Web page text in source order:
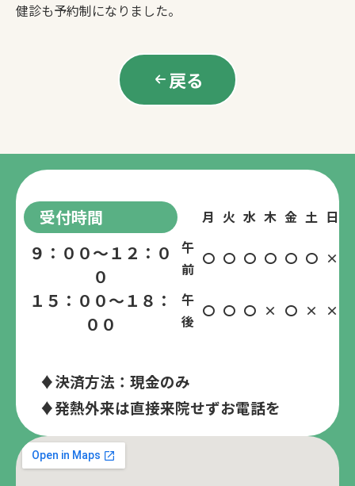
健診も予約制になりました。
戻る
受付時間
９：００～１２：０
０
１５：００～１８：
００
月 火 水 木 金 土 日
午
前
〇 〇 〇 〇 〇 〇 ×
午
後
〇 〇 〇 × 〇 × ×
♦決済方法：現金のみ
♦発熱外来は直接来院せずお電話を